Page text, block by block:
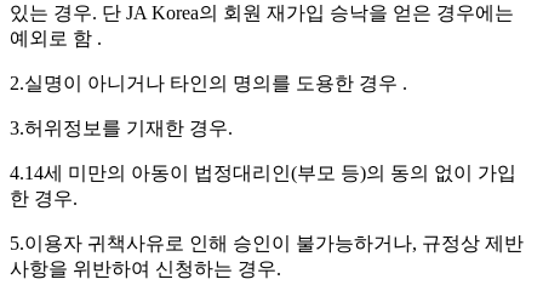
있는 경우. 단 JA Korea의 회원 재가입 승낙을 얻은 경우에는
예외로 함 .
2.실명이 아니거나 타인의 명의를 도용한 경우 .
3.허위정보를 기재한 경우.
4.14세 미만의 아동이 법정대리인(부모 등)의 동의 없이 가입
한 경우.
5.이용자 귀책사유로 인해 승인이 불가능하거나, 규정상 제반
사항을 위반하여 신청하는 경우.